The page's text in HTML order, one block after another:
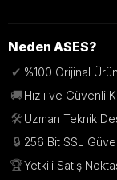
Neden ASES?
✔ %100 Orijinal
🚚 Hızlı ve Güvenli
🛠️ Uzman Teknik
🔒 256 Bit SSL
🏆Yetkili Satış